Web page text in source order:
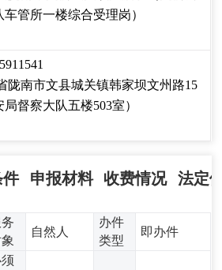
管所一楼综合受理岗）
陇南市文县城关镇韩家坝文州路15
督察大队五楼503室）
件 申报材料 收费情况 法定
自然人
办件
类型
即办件